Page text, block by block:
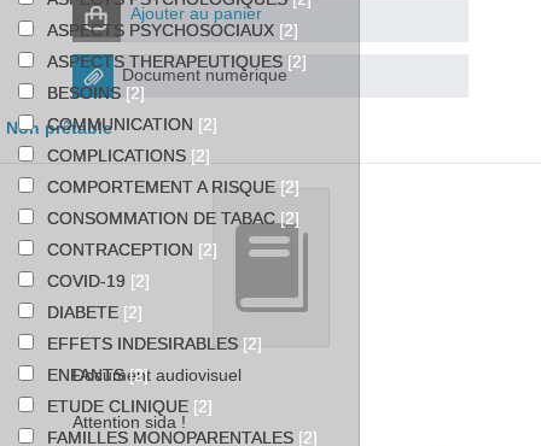
Ajouter au panier
Document numérique
Non prêtable
Document audiovisuel
Attention sida !
ASPECTS PSYCHOSOCIAUX [2]
ASPECTS THERAPEUTIQUES [2]
BESOINS [2]
COMMUNICATION [2]
COMPLICATIONS [2]
COMPORTEMENT A RISQUE [2]
CONSOMMATION DE TABAC[2]
CONTRACEPTION [2]
COVID-19 [2]
DIABETE [2]
EFFETS INDESIRABLES [2]
ENFANTS[2]
ETUDE CLINIQUE [2]
FAMILLES MONOPARENTALES [2]